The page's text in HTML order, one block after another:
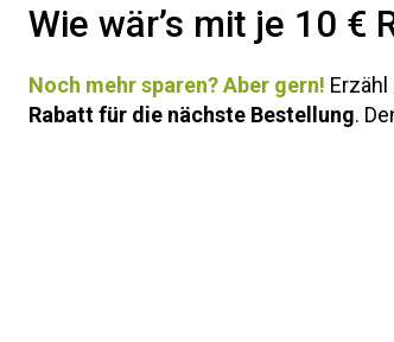
Wie wär’s mit je 10 €
Noch mehr sparen? Aber gern!
Rabatt für die nächste Bestellung.